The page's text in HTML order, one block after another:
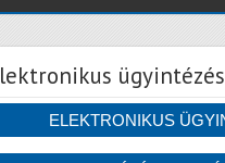
ügyintézés